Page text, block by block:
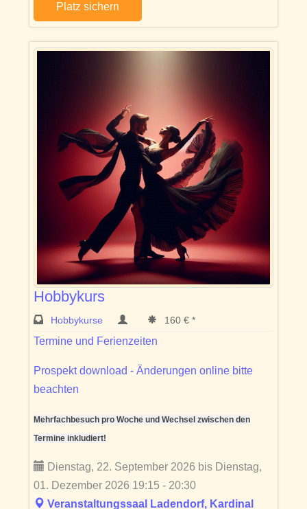
Platz sichern
Hobbykurs
Hobbykurse 160 € *
Termine und Ferienzeiten
Prospekt download - Änderungen online bitte
beachten
Mehrfachbesuch pro Woche und Wechsel zwischen den
Termine inkludiert!
Dienstag, 22. September 2026 bis Dienstag,
01. Dezember 2026 19:15 - 20:30
Veranstaltungssaal Ladendorf, Kardinal